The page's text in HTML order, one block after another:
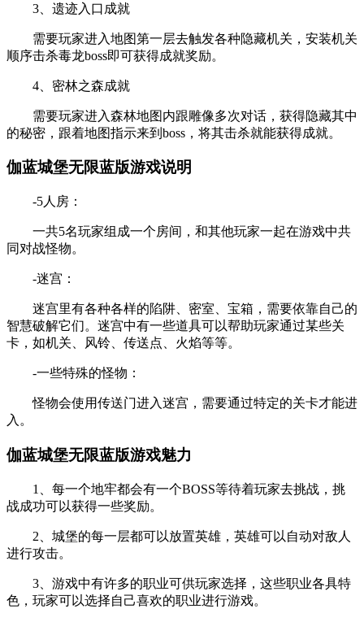
3、遗迹入口成就
需要玩家进入地图第一层去触发各种隐藏机关，安装机关
顺序击杀毒龙boss即可获得成就奖励。
4、密林之森成就
需要玩家进入森林地图内跟雕像多次对话，获得隐藏其中
的秘密，跟着地图指示来到boss，将其击杀就能获得成就。
伽蓝城堡无限蓝版游戏说明
-5人房：
一共5名玩家组成一个房间，和其他玩家一起在游戏中共
同对战怪物。
-迷宫：
迷宫里有各种各样的陷阱、密室、宝箱，需要依靠自己的
智慧破解它们。迷宫中有一些道具可以帮助玩家通过某些关
卡，如机关、风铃、传送点、火焰等等。
-一些特殊的怪物：
怪物会使用传送门进入迷宫，需要通过特定的关卡才能进
入。
伽蓝城堡无限蓝版游戏魅力
1、每一个地牢都会有一个BOSS等待着玩家去挑战，挑
战成功可以获得一些奖励。
2、城堡的每一层都可以放置英雄，英雄可以自动对敌人
进行攻击。
3、游戏中有许多的职业可供玩家选择，这些职业各具特
色，玩家可以选择自己喜欢的职业进行游戏。